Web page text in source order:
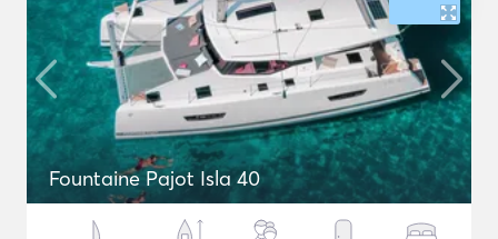
Fountaine Pajot Isla 40